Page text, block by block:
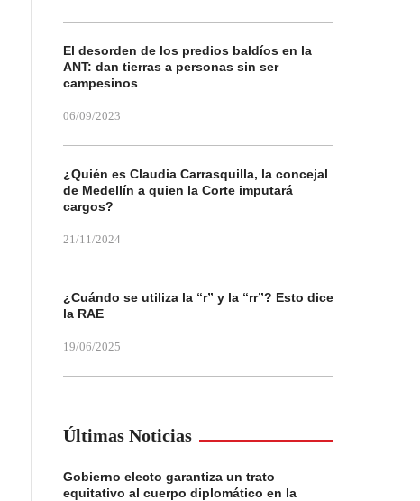
El desorden de los predios baldíos en la
ANT: dan tierras a personas sin ser
campesinos
06/09/2023
¿Quién es Claudia Carrasquilla, la concejal
de Medellín a quien la Corte imputará
cargos?
21/11/2024
¿Cuándo se utiliza la “r” y la “rr”? Esto dice
la RAE
19/06/2025
Últimas Noticias
Gobierno electo garantiza un trato
equitativo al cuerpo diplomático en la